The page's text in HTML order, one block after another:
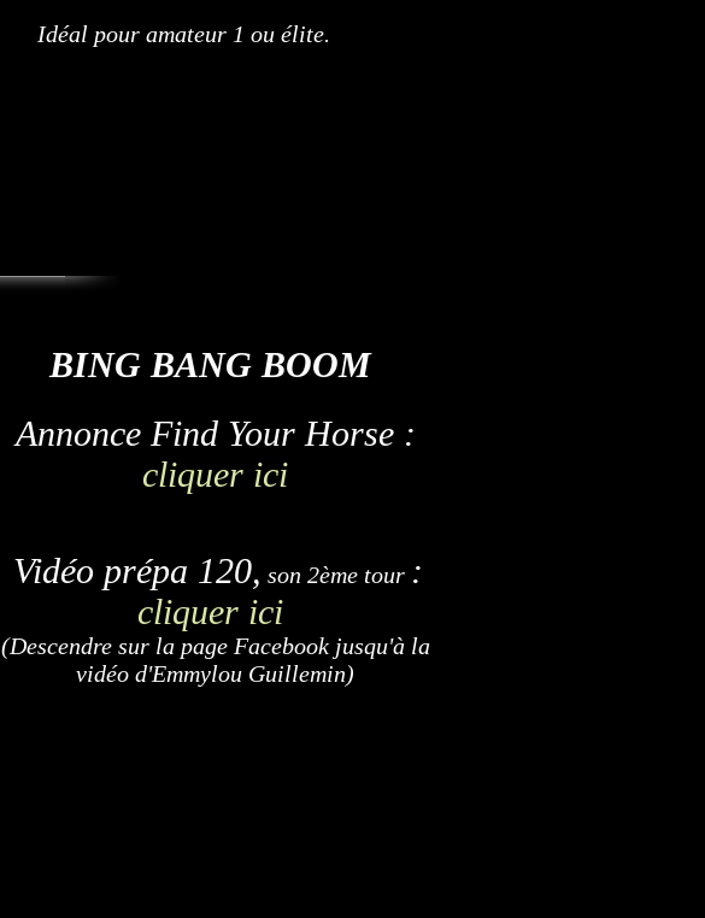
Idéal pour amateur 1 ou élite.
BING BANG BOOM
Annonce Find Your Horse :
cliquer ici
Vidéo prépa 120, son 2ème tour :
cliquer ici
(Descendre sur la page Facebook jusqu'à la
vidéo d'Emmylou Guillemin)